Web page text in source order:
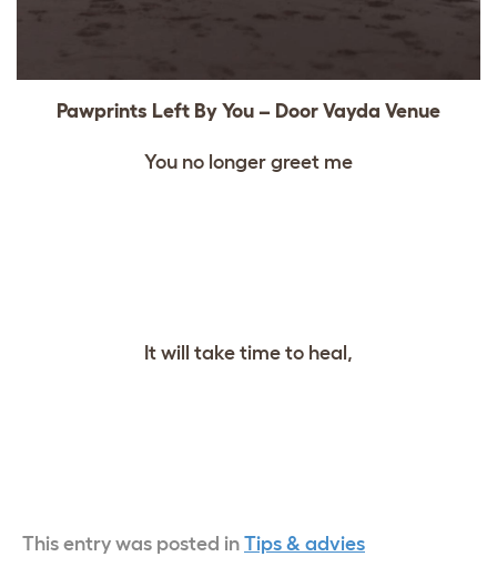
Pawprints Left By You – Door Vayda Venue
You no longer greet me
It will take time to heal,
This entry was posted in Tips & advies